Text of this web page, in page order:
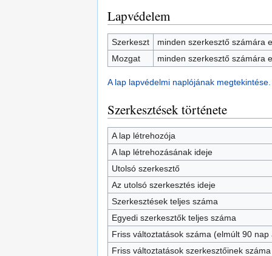
Lapvédelem
Szerkeszt
minden szerkesztő számára
Mozgat
minden szerkesztő számára
A lap lapvédelmi naplójának megtekintése.
Szerkesztések története
A lap létrehozója
A lap létrehozásának ideje
Utolsó szerkesztő
Az utolsó szerkesztés ideje
Szerkesztések teljes száma
Egyedi szerkesztők teljes száma
Friss változtatások száma (elmúlt 90 nap
Friss változtatások szerkesztőinek száma